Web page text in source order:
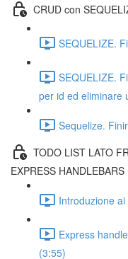
CRUD con
SEQUELIZE.
SEQUELIZE.
per id ed eliminare
Sequelize.
TODO LIST LATO
EXPRESS HANDLEBARS
Introduzione
Express
(3:55)